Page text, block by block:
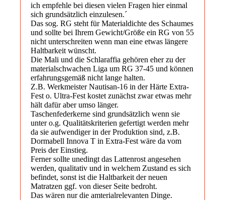
ich empfehle bei diesen vielen Fragen hier einmal
sich grundsätzlich einzulesen.´
Das sog. RG steht für Materialdichte des Schaumes
und sollte bei Ihrem Gewicht/Größe ein RG von 55
nicht unterschreiten wenn man eine etwas längere
Haltbarkeit wünscht.
Die Mali und die Schlaraffia gehören eher zu der
materialschwachen Liga um RG 37-45 und können
erfahrungsgemäß nicht lange halten.
Z.B. Werkmeister Nautisan-16 in der Härte Extra-
Fest o. Ultra-Fest kostet zunächst zwar etwas mehr
hält dafür aber umso länger.
Taschenfederkerne sind grundsätzlich wenn sie
unter o.g. Qualitätskriterien gefertigt werden mehr
da sie aufwendiger in der Produktion sind, z.B.
Dormabell Innova T in Extra-Fest wäre da vom
Preis der Einstieg.
Ferner sollte unedingt das Lattenrost angesehen
werden, qualitativ und in welchem Zustand es sich
befindet, sonst ist die Haltbarkeit der neuen
Matratzen ggf. von dieser Seite bedroht.
Das wären nur die amterialrelevanten Dinge.